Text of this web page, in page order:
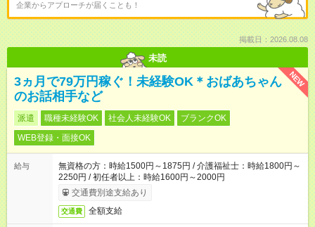
企業からアプローチが届くことも！
掲載日：2026.08.08
未読
NEW
3ヵ月で79万円稼ぐ！未経験OK＊おばあちゃん
のお話相手など
派遣 職種未経験OK 社会人未経験OK
ブランクOK
WEB登録・面接OK
給与
無資格の方：時給1500円～1875円 / 介護福祉士：時給1800円～
2250円 / 初任者以上：時給1600円～2000円
交通費別途支給あり
交通費 全額支給